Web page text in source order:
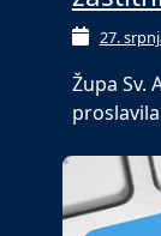
27.
Župa Sv.